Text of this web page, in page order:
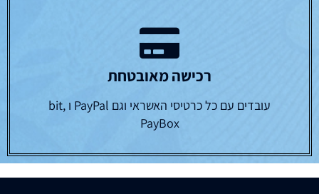
רכישה מאובטחת
עובדים עם כל כרטיסי האשראי וגם PayPal ו bit,
PayBox